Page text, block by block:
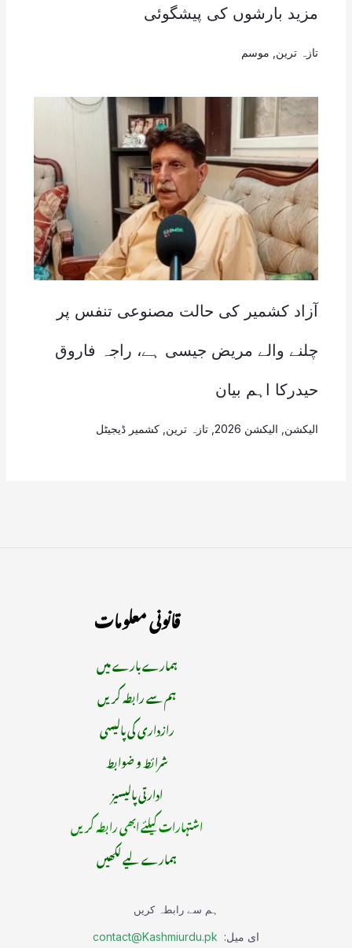
مزید بارشوں کی پیشگوئی
تازہ ترین موسم
آزاد کشمیر کی حالت مصنوعی تنفس پر
چلنے والے مریض جیسی ہے، راجہ فاروق
حیدرکا اہم بیان
الیکشن الیکشن 2026 , تازہ ترین کشمیر ڈیجیٹل
قانونی معلومات
ہمارے بارے میں
ہم سے رابطہ کریں
رازداری کی پالیسی
شرائط و ضوابط
ادارتی پالیسیز
اشتہارات کیلئے ابھی رابطہ کریں
ہمارے لیے لکھیں
ہم سے رابطہ کریں
ای میل: contact@Kashmiurdu.pk